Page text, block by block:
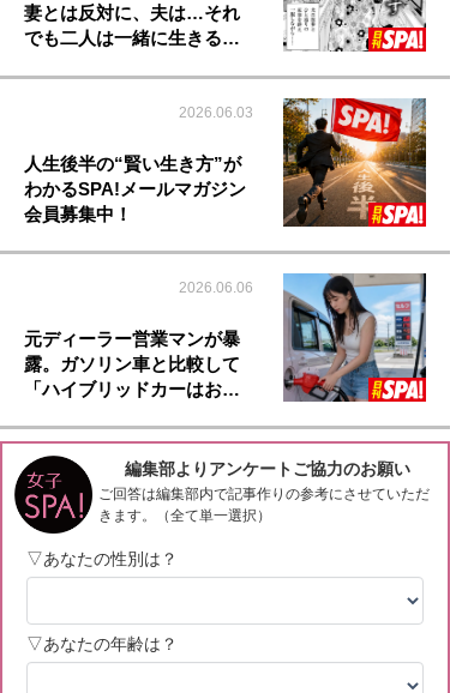
妻とは反対に、夫は…それ
でも二人は一緒に生きる…
2026.06.03
人生後半の“賢い生き方”が
わかるSPA!メールマガジン
会員募集中！
2026.06.06
元ディーラー営業マンが暴
露。ガソリン車と比較して
「ハイブリッドカーはお…